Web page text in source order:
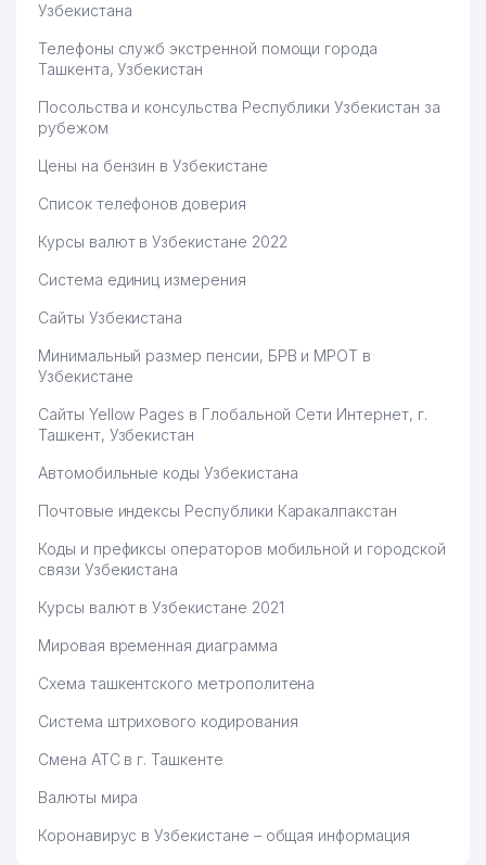
Узбекистана
Телефоны служб экстренной помощи города
Ташкента, Узбекистан
Посольства и консульства Республики Узбекистан за
рубежом
Цены на бензин в Узбекистане
Список телефонов доверия
Курсы валют в Узбекистане 2022
Система единиц измерения
Сайты Узбекистана
Минимальный размер пенсии, БРВ и МРОТ в
Узбекистане
Сайты Yellow Pages в Глобальной Сети Интернет, г.
Ташкент, Узбекистан
Автомобильные коды Узбекистана
Почтовые индексы Республики Каракалпакстан
Коды и префиксы операторов мобильной и городской
связи Узбекистана
Курсы валют в Узбекистане 2021
Мировая временная диаграмма
Схема ташкентского метрополитена
Система штрихового кодирования
Смена АТС в г. Ташкенте
Валюты мира
Коронавирус в Узбекистане – общая информация